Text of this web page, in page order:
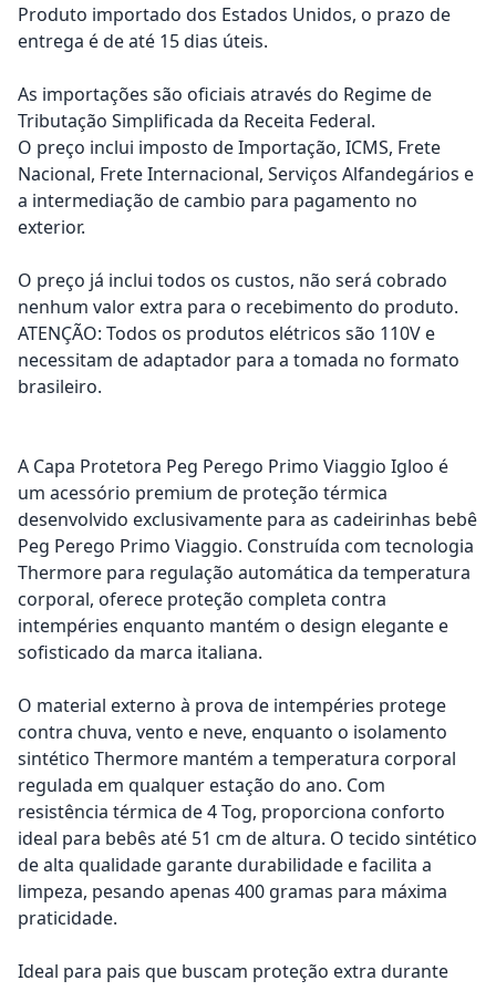
Produto importado dos Estados Unidos, o prazo de
entrega é de até 15 dias úteis.
As importações são oficiais através do Regime de
Tributação Simplificada da Receita Federal.
O preço inclui imposto de Importação, ICMS, Frete
Nacional, Frete Internacional, Serviços Alfandegários e
a intermediação de cambio para pagamento no
exterior.
O preço já inclui todos os custos, não será cobrado
nenhum valor extra para o recebimento do produto.
ATENÇÃO: Todos os produtos elétricos são 110V e
necessitam de adaptador para a tomada no formato
brasileiro.
A Capa Protetora Peg Perego Primo Viaggio Igloo é
um acessório premium de proteção térmica
desenvolvido exclusivamente para as cadeirinhas bebê
Peg Perego Primo Viaggio. Construída com tecnologia
Thermore para regulação automática da temperatura
corporal, oferece proteção completa contra
intempéries enquanto mantém o design elegante e
sofisticado da marca italiana.
O material externo à prova de intempéries protege
contra chuva, vento e neve, enquanto o isolamento
sintético Thermore mantém a temperatura corporal
regulada em qualquer estação do ano. Com
resistência térmica de 4 Tog, proporciona conforto
ideal para bebês até 51 cm de altura. O tecido sintético
de alta qualidade garante durabilidade e facilita a
limpeza, pesando apenas 400 gramas para máxima
praticidade.
Ideal para pais que buscam proteção extra durante